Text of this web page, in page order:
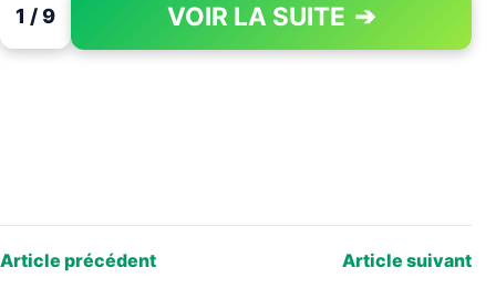
1 / 9 VOIR LA SUITE ➔
PAGE 1 OF 9
Article précédent Article suivant